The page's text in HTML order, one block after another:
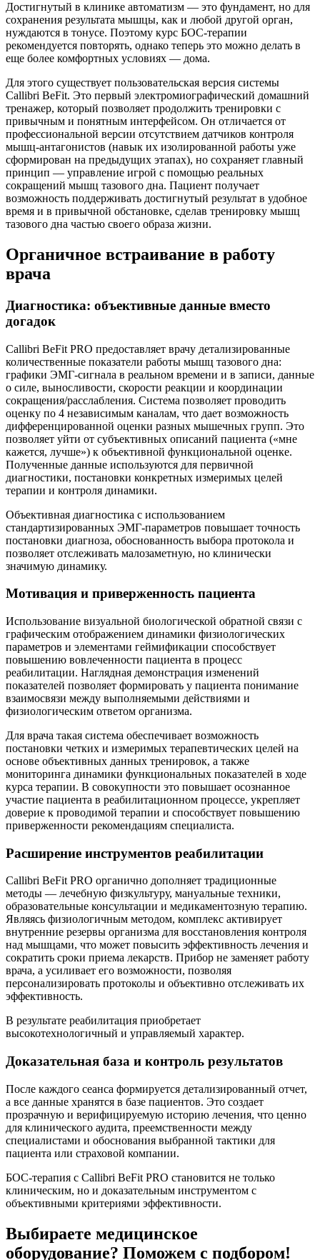
Достигнутый в клинике автоматизм — это фундамент, но для
сохранения результата мышцы, как и любой другой орган,
нуждаются в тонусе. Поэтому курс БОС-терапии
рекомендуется повторять, однако теперь это можно делать в
еще более комфортных условиях — дома.
Для этого существует пользовательская версия системы
Callibri BeFit. Это первый электромиографический домашний
тренажер, который позволяет продолжить тренировки с
привычным и понятным интерфейсом. Он отличается от
профессиональной версии отсутствием датчиков контроля
мышц-антагонистов (навык их изолированной работы уже
сформирован на предыдущих этапах), но сохраняет главный
принцип — управление игрой с помощью реальных
сокращений мышц тазового дна. Пациент получает
возможность поддерживать достигнутый результат в удобное
время и в привычной обстановке, сделав тренировку мышц
тазового дна частью своего образа жизни.
Органичное встраивание в работу
врача
Диагностика: объективные данные вместо
догадок
Callibri BeFit PRO предоставляет врачу детализированные
количественные показатели работы мышц тазового дна:
графики ЭМГ-сигнала в реальном времени и в записи, данные
о силе, выносливости, скорости реакции и координации
сокращения/расслабления. Система позволяет проводить
оценку по 4 независимым каналам, что дает возможность
дифференцированной оценки разных мышечных групп. Это
позволяет уйти от субъективных описаний пациента («мне
кажется, лучше») к объективной функциональной оценке.
Полученные данные используются для первичной
диагностики, постановки конкретных измеримых целей
терапии и контроля динамики.
Объективная диагностика с использованием
стандартизированных ЭМГ-параметров повышает точность
постановки диагноза, обоснованность выбора протокола и
позволяет отслеживать малозаметную, но клинически
значимую динамику.
Мотивация и приверженность пациента
Использование визуальной биологической обратной связи с
графическим отображением динамики физиологических
параметров и элементами геймификации способствует
повышению вовлеченности пациента в процесс
реабилитации. Наглядная демонстрация изменений
показателей позволяет формировать у пациента понимание
взаимосвязи между выполняемыми действиями и
физиологическим ответом организма.
Для врача такая система обеспечивает возможность
постановки четких и измеримых терапевтических целей на
основе объективных данных тренировок, а также
мониторинга динамики функциональных показателей в ходе
курса терапии. В совокупности это повышает осознанное
участие пациента в реабилитационном процессе, укрепляет
доверие к проводимой терапии и способствует повышению
приверженности рекомендациям специалиста.
Расширение инструментов реабилитации
Callibri BeFit PRO органично дополняет традиционные
методы — лечебную физкультуру, мануальные техники,
образовательные консультации и медикаментозную терапию.
Являясь физиологичным методом, комплекс активирует
внутренние резервы организма для восстановления контроля
над мышцами, что может повысить эффективность лечения и
сократить сроки приема лекарств. Прибор не заменяет работу
врача, а усиливает его возможности, позволяя
персонализировать протоколы и объективно отслеживать их
эффективность.
В результате реабилитация приобретает
высокотехнологичный и управляемый характер.
Доказательная база и контроль результатов
После каждого сеанса формируется детализированный отчет,
а все данные хранятся в базе пациентов. Это создает
прозрачную и верифицируемую историю лечения, что ценно
для клинического аудита, преемственности между
специалистами и обоснования выбранной тактики для
пациента или страховой компании.
БОС-терапия с Callibri BeFit PRO становится не только
клиническим, но и доказательным инструментом с
объективными критериями эффективности.
Выбираете медицинское
оборудование? Поможем с подбором!